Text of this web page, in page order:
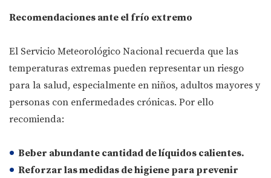
Recomendaciones ante el frío extremo
El Servicio Meteorológico Nacional recuerda que las
temperaturas extremas pueden representar un riesgo
para la salud, especialmente en niños, adultos mayores y
personas con enfermedades crónicas. Por ello
recomienda:
Beber abundante cantidad de líquidos calientes.
Reforzar las medidas de higiene para prevenir